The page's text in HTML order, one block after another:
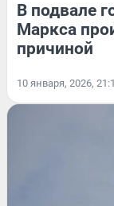
В подвале
Маркса
причиной
10 января, 2026,